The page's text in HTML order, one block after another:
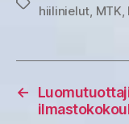
hiilinielut MTK
←